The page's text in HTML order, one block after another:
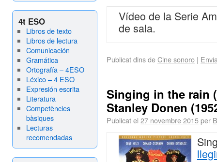
4t ESO
Libros de texto
Libros de lectura
Comunicación
Gramática
Ortografía – 4ESO
Léxico – 4 ESO
Expresión escrita
Literatura
Competències
bàsiques
Lecturas
recomendadas
Vídeo de la Serie
de sala.
Publicat dins deCine sonoro |
Singing in the rain
Stanley Donen
Publicat el 27 novembre 2015per